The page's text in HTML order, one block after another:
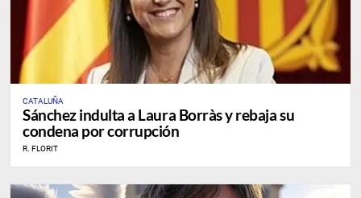
CATALUÑA
Sánchez indulta a Laura Borràs y rebaja su
condena por corrupción
R. FLORIT